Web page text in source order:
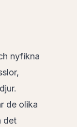
nyfikna
de olika
det